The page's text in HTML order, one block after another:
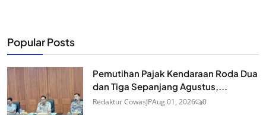
Popular Posts
Pemutihan Pajak Kendaraan Roda Dua
dan Tiga Sepanjang Agustus,...
Redaktur CowasJPAug 01, 2026 0